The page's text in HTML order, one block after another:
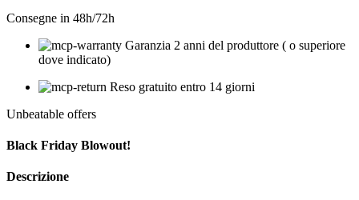
Consegne in 48h/72h
Garanzia 2 anni del produttore ( o superiore
dove indicato)
Reso gratuito entro 14 giorni
Unbeatable offers
Black Friday Blowout!
Descrizione